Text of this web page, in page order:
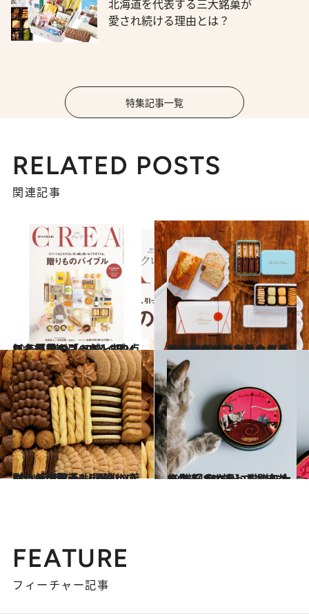
北海道を代表する三大銘菓が
愛され続ける理由とは？
特集記事一覧
RELATED POSTS
関連記事
2023.12.4
スイーツや引っ越し祝い、プチギフトも…650点以上掲載の「CREA 2024年冬号 贈りものバイブル」を見る
グルメ 2023.11.19
【ホテルのかわいい缶＆箱大集合！】定番クッキー缶からサブレ缶など手みやげにぴったりのホテル缶13選
旅＆お出かけ
2021.12.7
贈りもの賢者3人が辿り着いた デザインも、味わいも、使い勝手も 間違いのない「洋菓子」5選
グルメ 2023.2.23
一生そばに持っておきたい 猫好きさんにも贈りたくなる かわいい猫の缶大集合！【10選】
グルメ
FEATURE
フィーチャー記事